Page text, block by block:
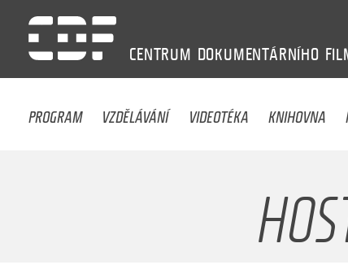
CENTRUM DOKUMENTÁRNÍHO
PROGRAM VZDĚLÁVÁNÍ VIDEOTÉKA KNIHOVNA